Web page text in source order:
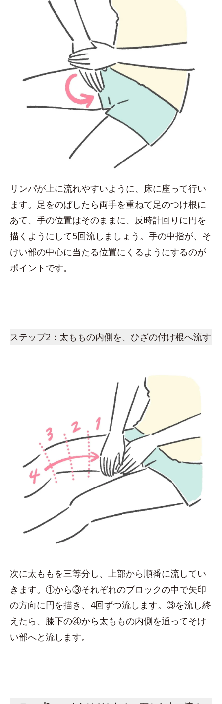
リンパが上に流れやすいように、床に座って行い
ます。足をのばしたら両手を重ねて足のつけ根に
あて、手の位置はそのままに、反時計回りに円を
描くようにして5回流しましょう。手の中指が、そ
けい部の中心に当たる位置にくるようにするのが
ポイントです。
ステップ2：太ももの内側を、ひざの付け根へ流す
次に太ももを三等分し、上部から順番に流してい
きます。①から③それぞれのブロックの中で矢印
の方向に円を描き、4回ずつ流します。③を流し終
えたら、膝下の④から太ももの内側を通ってそけ
い部へと流します。